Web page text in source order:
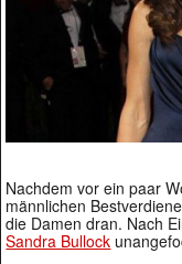
Nachdem vor ein paar
männlichen
die Damen dran. Nach
Sandra Bullock